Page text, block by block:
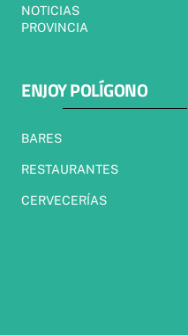
NOTICIAS
PROVINCIA
ENJOY POLÍGONO
BARES
RESTAURANTES
CERVECERÍAS